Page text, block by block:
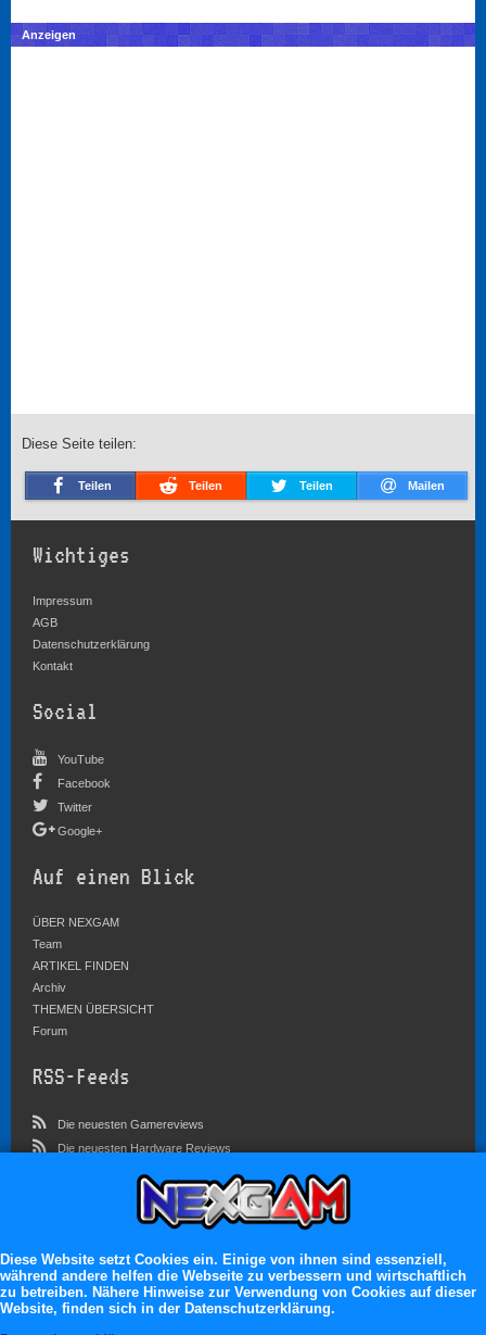
Anzeigen
Diese Seite teilen:
Teilen Teilen Teilen Mailen
Wichtiges
Impressum
AGB
Datenschutzerklärung
Kontakt
Social
YouTube
Facebook
Twitter
Google+
Auf einen Blick
ÜBER NEXGAM
Team
ARTIKEL FINDEN
Archiv
THEMEN ÜBERSICHT
Forum
RSS-Feeds
Die neuesten Gamereviews
Die neuesten Hardware Reviews
Die neuesten Artikel
Im Forum sind zur Zeit 3023 Benutzer online
Es erwarten dich:
13.119 registrierte Mitglieder
Diese Website setzt Cookies ein. Einige von ihnen sind essenziell,
während andere helfen die Webseite zu verbessern und wirtschaftlich
zu betreiben. Nähere Hinweise zur Verwendung von Cookies auf dieser
Website, finden sich in der Datenschutzerklärung.